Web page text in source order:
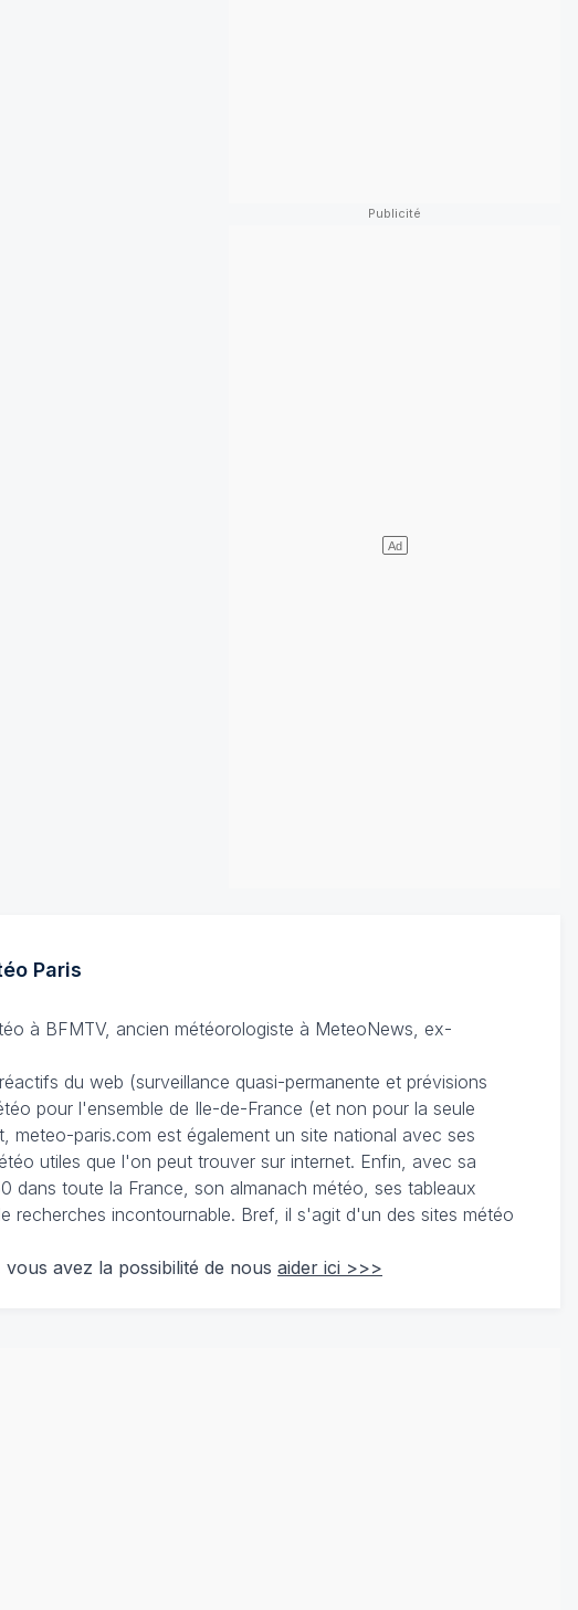
Paris
à BFMTV, ancien météorologiste à MeteoNews, ex-
du web (surveillance quasi-permanente et prévisions
pour l'ensemble de Ile-de-France (et non pour la seule
meteo-paris.com est également un site national avec ses
utiles que l'on peut trouver sur internet. Enfin, avec sa
dans toute la France, son almanach météo, ses tableaux
recherches incontournable. Bref, il s'agit d'un des sites météo
avez la possibilité de nous aider ici >>>